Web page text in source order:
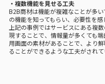
・複数機能を見せる工夫
B2B商材は機能が複雑なことが多
の機能を知ってもらい、必要性を感
上記の事例ではサービスにある複
現することで、情報量が多くても
用画面の素材があることで、より
ることができるような工夫がされて